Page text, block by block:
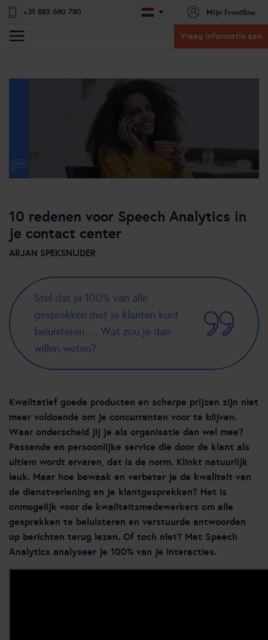
+31 882 680 780 Mijn Frontline
Vraag informatie aan
10 redenen voor Speech Analytics in
je contact center
ARJAN SPEKSNIJDER
Stel dat je 100% van alle
gesprekken met je klanten kunt
beluisteren…. Wat zou je dan
willen weten?
Kwalitatief goede producten en scherpe prijzen zijn niet
meer voldoende om je concurrenten voor te blijven.
Waar onderscheid jij je als organisatie dan wel mee?
Passende en persoonlijke service die door de klant als
ultiem wordt ervaren, dat is de norm. Klinkt natuurlijk
leuk. Maar hoe bewaak en verbeter je de kwaliteit van
de dienstverlening en je klantgesprekken? Het is
onmogelijk voor de kwaliteitsmedewerkers om alle
gesprekken te beluisteren en verstuurde antwoorden
op berichten terug lezen. Of toch niet? Met Speech
Analytics analyseer je 100% van je interacties.